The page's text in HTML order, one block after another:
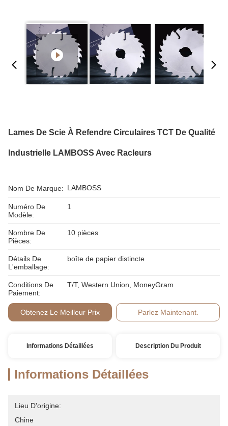
Lames De Scie À Refendre Circulaires TCT De Qualité
Industrielle LAMBOSS Avec Racleurs
Nom De Marque: LAMBOSS
Numéro De
Modèle:
1
Nombre De
Pièces:
10 pièces
Détails De
L'emballage:
boîte de papier distincte
Conditions De
Paiement:
T/T, Western Union, MoneyGram
Obtenez Le Meilleur Prix Parlez Maintenant.
Informations Détaillées Description Du Produit
Informations Détaillées
Lieu D'origine:
Chine